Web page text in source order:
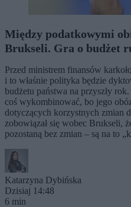
Między podatkowymi
Brukseli. Gra o budżet
Przed ministrem finansów
i to właśnie polityka będzie
budżetu państwa na przyszły
coś wykombinować, bo jego
dotyczących korzystnych zmian
zobowiązał się wobec Brukseli,
pozostaną bez zmian – są na to
Katarzyna Dybińska
Dzisiaj 14:48
6 min